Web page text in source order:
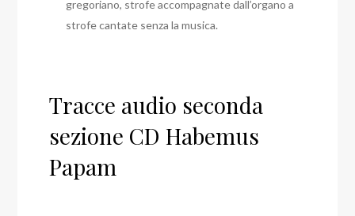
gregoriano, strofe accompagnate dall’organo a
strofe cantate senza la musica.
Tracce audio seconda
sezione CD Habemus
Papam